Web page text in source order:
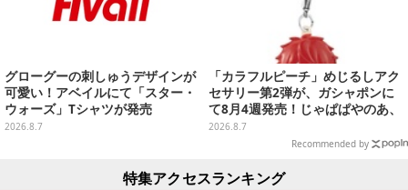
グローグーの刺しゅうデザインが
可愛い！アベイルにて「スター・
ウォーズ」Tシャツが発売
2026.8.7
「カラフルピーチ」めじるしアク
セサリー第2弾が、ガシャポンに
て8月4週発売！じゃぱぱやのあ、
シヴァたちメンバー11名分ライン
2026.8.7
Recommended by
特集アクセスランキング